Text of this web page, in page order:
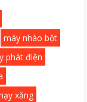
máy nhào bột
phát điện
xăng